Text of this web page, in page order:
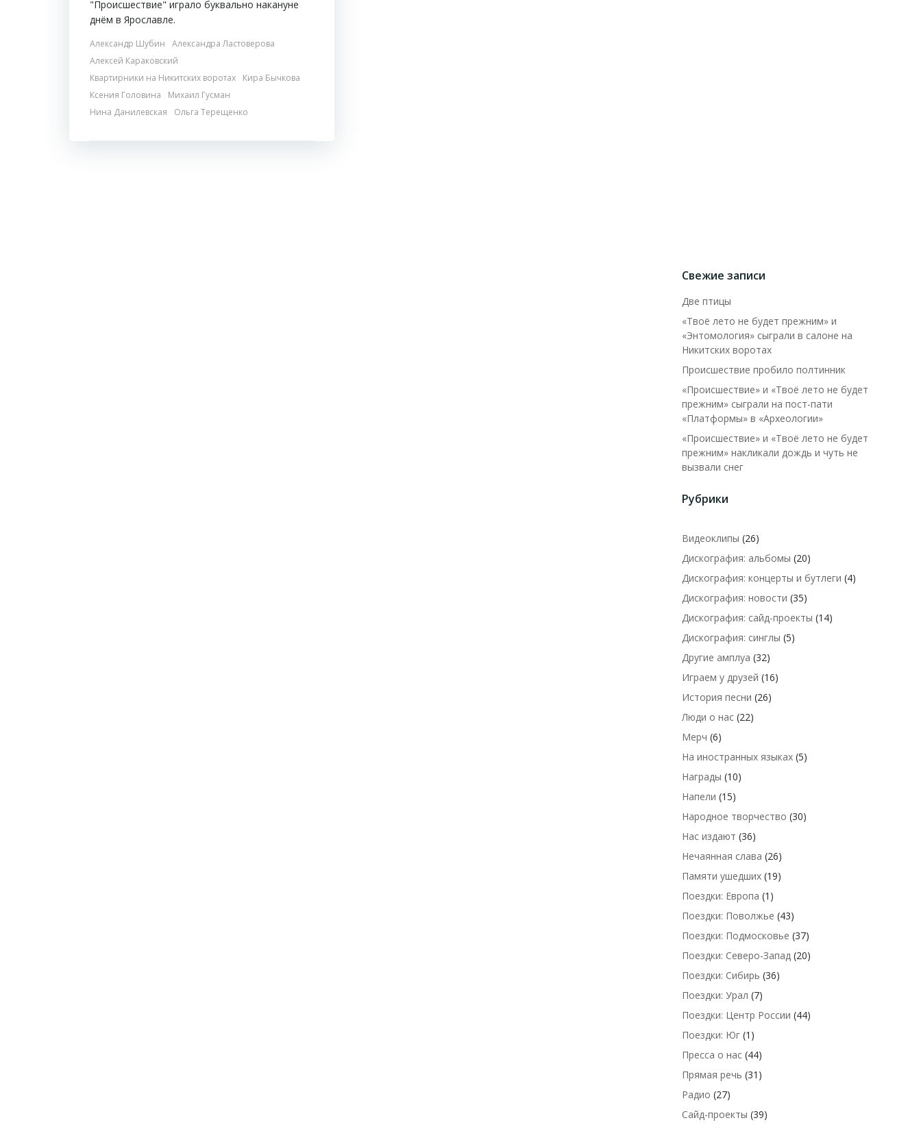
"Происшествие" играло буквально накануне
днём в Ярославле.
Александр Шубин
Александра Ластоверова
Алексей Караковский
Квартирники на Никитских воротах
Кира Бычкова
Ксения Головина
Михаил Гусман
Нина Данилевская
Ольга Терещенко
Свежие записи
Две птицы
«Твоё лето не будет прежним» и
«Энтомология» сыграли в салоне на
Никитских воротах
Происшествие пробило полтинник
«Происшествие» и «Твоё лето не будет
прежним» сыграли на пост-пати
«Платформы» в «Археологии»
«Происшествие» и «Твоё лето не будет
прежним» накликали дождь и чуть не
вызвали снег
Рубрики
Видеоклипы (26)
Дискография: альбомы (20)
Дискография: концерты и бутлеги (4)
Дискография: новости (35)
Дискография: сайд-проекты (14)
Дискография: синглы (5)
Другие амплуа (32)
Играем у друзей (16)
История песни (26)
Люди о нас (22)
Мерч (6)
На иностранных языках (5)
Награды (10)
Напели (15)
Народное творчество (30)
Нас издают (36)
Нечаянная слава (26)
Памяти ушедших (19)
Поездки: Европа (1)
Поездки: Поволжье (43)
Поездки: Подмосковье (37)
Поездки: Северо-Запад (20)
Поездки: Сибирь (36)
Поездки: Урал (7)
Поездки: Центр России (44)
Поездки: Юг (1)
Пресса о нас (44)
Прямая речь (31)
Радио (27)
Сайд-проекты (39)